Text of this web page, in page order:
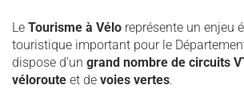
Le Tourisme à Vélo représente un enjeu
touristique important pour le
dispose d’un grand nombre de circuits
véloroute et de voies vertes.